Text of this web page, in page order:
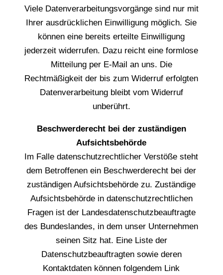
Viele Datenverarbeitungsvorgänge sind nur mit
Ihrer ausdrücklichen Einwilligung möglich. Sie
können eine bereits erteilte Einwilligung
jederzeit widerrufen. Dazu reicht eine formlose
Mitteilung per E-Mail an uns. Die
Rechtmäßigkeit der bis zum Widerruf erfolgten
Datenverarbeitung bleibt vom Widerruf
unberührt.
Beschwerderecht bei der zuständigen
Aufsichtsbehörde
Im Falle datenschutzrechtlicher Verstöße steht
dem Betroffenen ein Beschwerderecht bei der
zuständigen Aufsichtsbehörde zu. Zuständige
Aufsichtsbehörde in datenschutzrechtlichen
Fragen ist der Landesdatenschutzbeauftragte
des Bundeslandes, in dem unser Unternehmen
seinen Sitz hat. Eine Liste der
Datenschutzbeauftragten sowie deren
Kontaktdaten können folgendem Link